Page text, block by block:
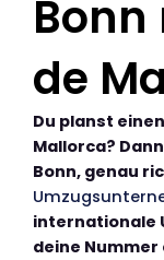
de
Du planst
Mallorca?
Bonn, genau
internationale
deine Nummer